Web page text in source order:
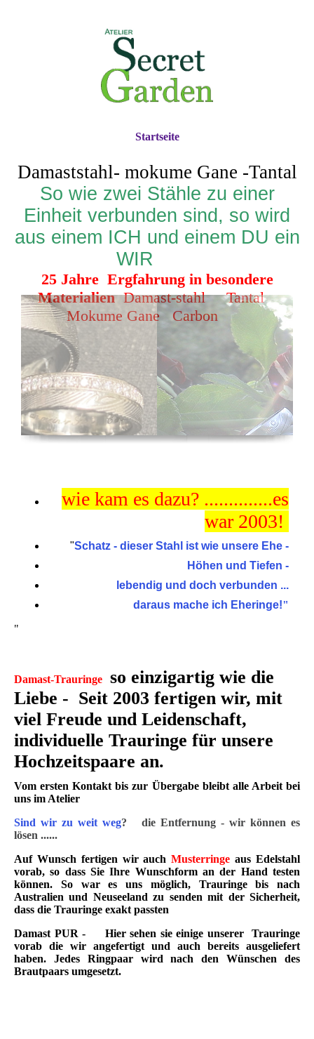
Damaststahl- mokume Gane -Tantal
So wie zwei Stähle zu einer
Einheit verbunden sind, so wird
aus einem ICH und einem DU ein
WIR
25 Jahre Ergfahrung in besondere
MaterialienDamast-stahl Tantal
Mokume Gane Carbon
Startseite
wie kam es dazu? ..............es
war 2003!
"Schatz - dieser Stahl ist wie unsere Ehe -
Höhen und Tiefen -
lebendig und doch verbunden ...
daraus mache ich Eheringe!"
"
Damast-Trauringe
so einzigartig wie die
Liebe - Seit 2003 fertigen wir, mit
viel Freude und Leidenschaft,
individuelle Trauringe für unsere
Hochzeitspaare an.
Vom ersten Kontakt bis zur Übergabe bleibt alle Arbeit bei
uns im Atelier
Sind wir zu weit weg?
die Entfernung - wir können es
lösen ......
Auf Wunsch fertigen wir auch Musterringeaus Edelstahl
vorab, so dass Sie Ihre Wunschform an der Hand testen
können. So war es uns möglich, Trauringe bis nach
Australien und Neuseeland zu senden mit der Sicherheit,
dass die Trauringe exakt passten
Damast PUR - Hier sehen sie einige unserer Trauringe
vorab die wir angefertigt und auch bereits ausgeliefert
haben. Jedes Ringpaar wird nach den Wünschen des
Brautpaars umgesetzt.